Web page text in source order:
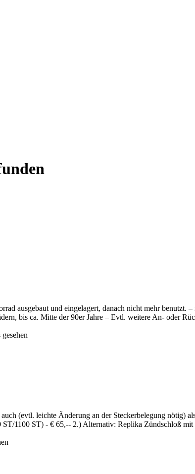
ausgebaut und eingelagert, danach nicht mehr
bis ca. Mitte der 90er Jahre – Evtl. weitere An- oder
(evtl. leichte Änderung an der Steckerbelegung nötig)
1100 ST) - € 65,-- 2.) Alternativ: Replika Zündschloß mit